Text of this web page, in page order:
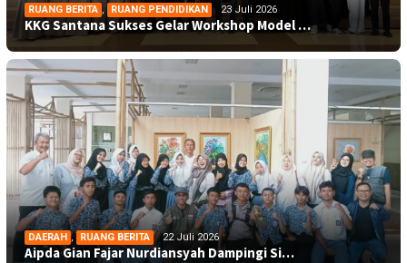
RUANG BERITA , RUANG PENDIDIKAN 23 Juli 2026
KKG Santana Sukses Gelar Workshop Model …
DAERAH , RUANG BERITA 22 Juli 2026
Aipda Gian Fajar Nurdiansyah Dampingi Si…